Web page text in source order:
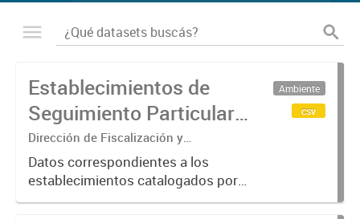
Establecimientos de
Seguimiento Particular
en la Cuenca Matanza
Riachuelo (2016-2023)
Dirección de Fiscalización y
Adecuación Ambiental
Datos correspondientes a los
establecimientos catalogados por
ACUMAR como de "Seguimiento
Ambiente
csv